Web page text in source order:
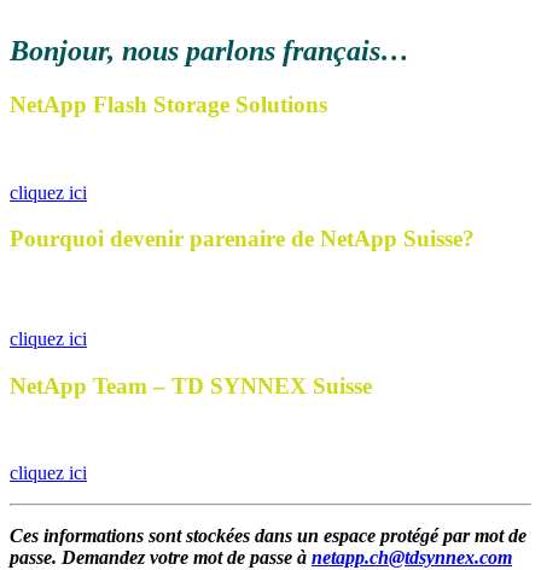
Bonjour, nous parlons français…
NetApp Flash Storage Solutions
cliquez ici
Pourquoi devenir parenaire de NetApp Suisse?
cliquez ici
NetApp Team – TD SYNNEX Suisse
cliquez ici
Ces informations sont stockées dans un espace protégé par mot de
passe. Demandez votre mot de passe à netapp.ch@tdsynnex.com